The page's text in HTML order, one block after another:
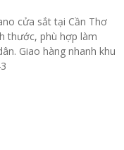
cửa sắt tại Cần Thơ
thước, phù hợp làm
Giao hàng nhanh khu